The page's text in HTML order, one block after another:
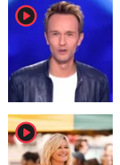
player2
player2